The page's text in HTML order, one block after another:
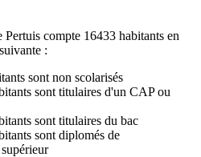
compte 16433 habitants en
:
sont non scolarisés
sont titulaires d'un CAP ou
sont titulaires du bac
sont diplomés de